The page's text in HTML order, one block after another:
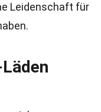
Leidenschaft für